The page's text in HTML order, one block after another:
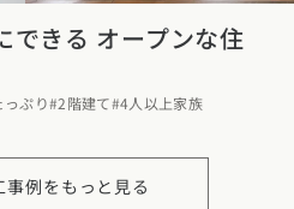
できる オープンな住
ぷり#2階建て#4人以上家族
事例をもっと見る